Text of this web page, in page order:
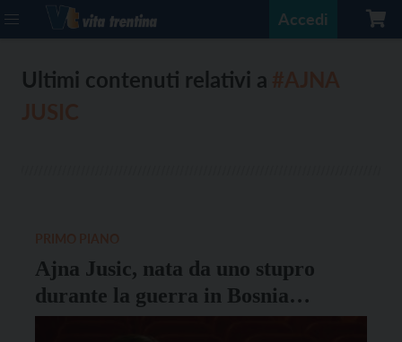
Accedi
Ultimi contenuti relativi a
Ajna Jusic, nata da uno stupro
durante la guerra in Bosnia
Erzegovina, racconterà la sua